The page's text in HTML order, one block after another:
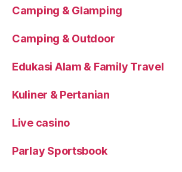
Camping & Glamping
Camping & Outdoor
Edukasi Alam & Family Travel
Kuliner & Pertanian
Live casino
Parlay Sportsbook